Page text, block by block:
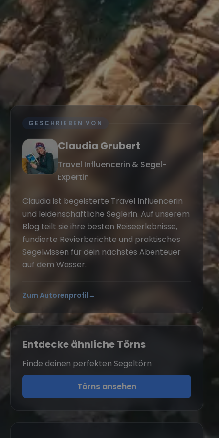
GESCHRIEBEN VON
Claudia Grubert
Travel Influencerin & Segel-
Expertin
Claudia ist begeisterte Travel Influencerin
und leidenschaftliche Seglerin. Auf unserem
Blog teilt sie ihre besten Reiseerlebnisse,
fundierte Revierberichte und praktisches
Segelwissen für dein nächstes Abenteuer
auf dem Wasser.
Zum Autorenprofil →
Entdecke ähnliche Törns
Finde deinen perfekten Segeltörn
Törns ansehen